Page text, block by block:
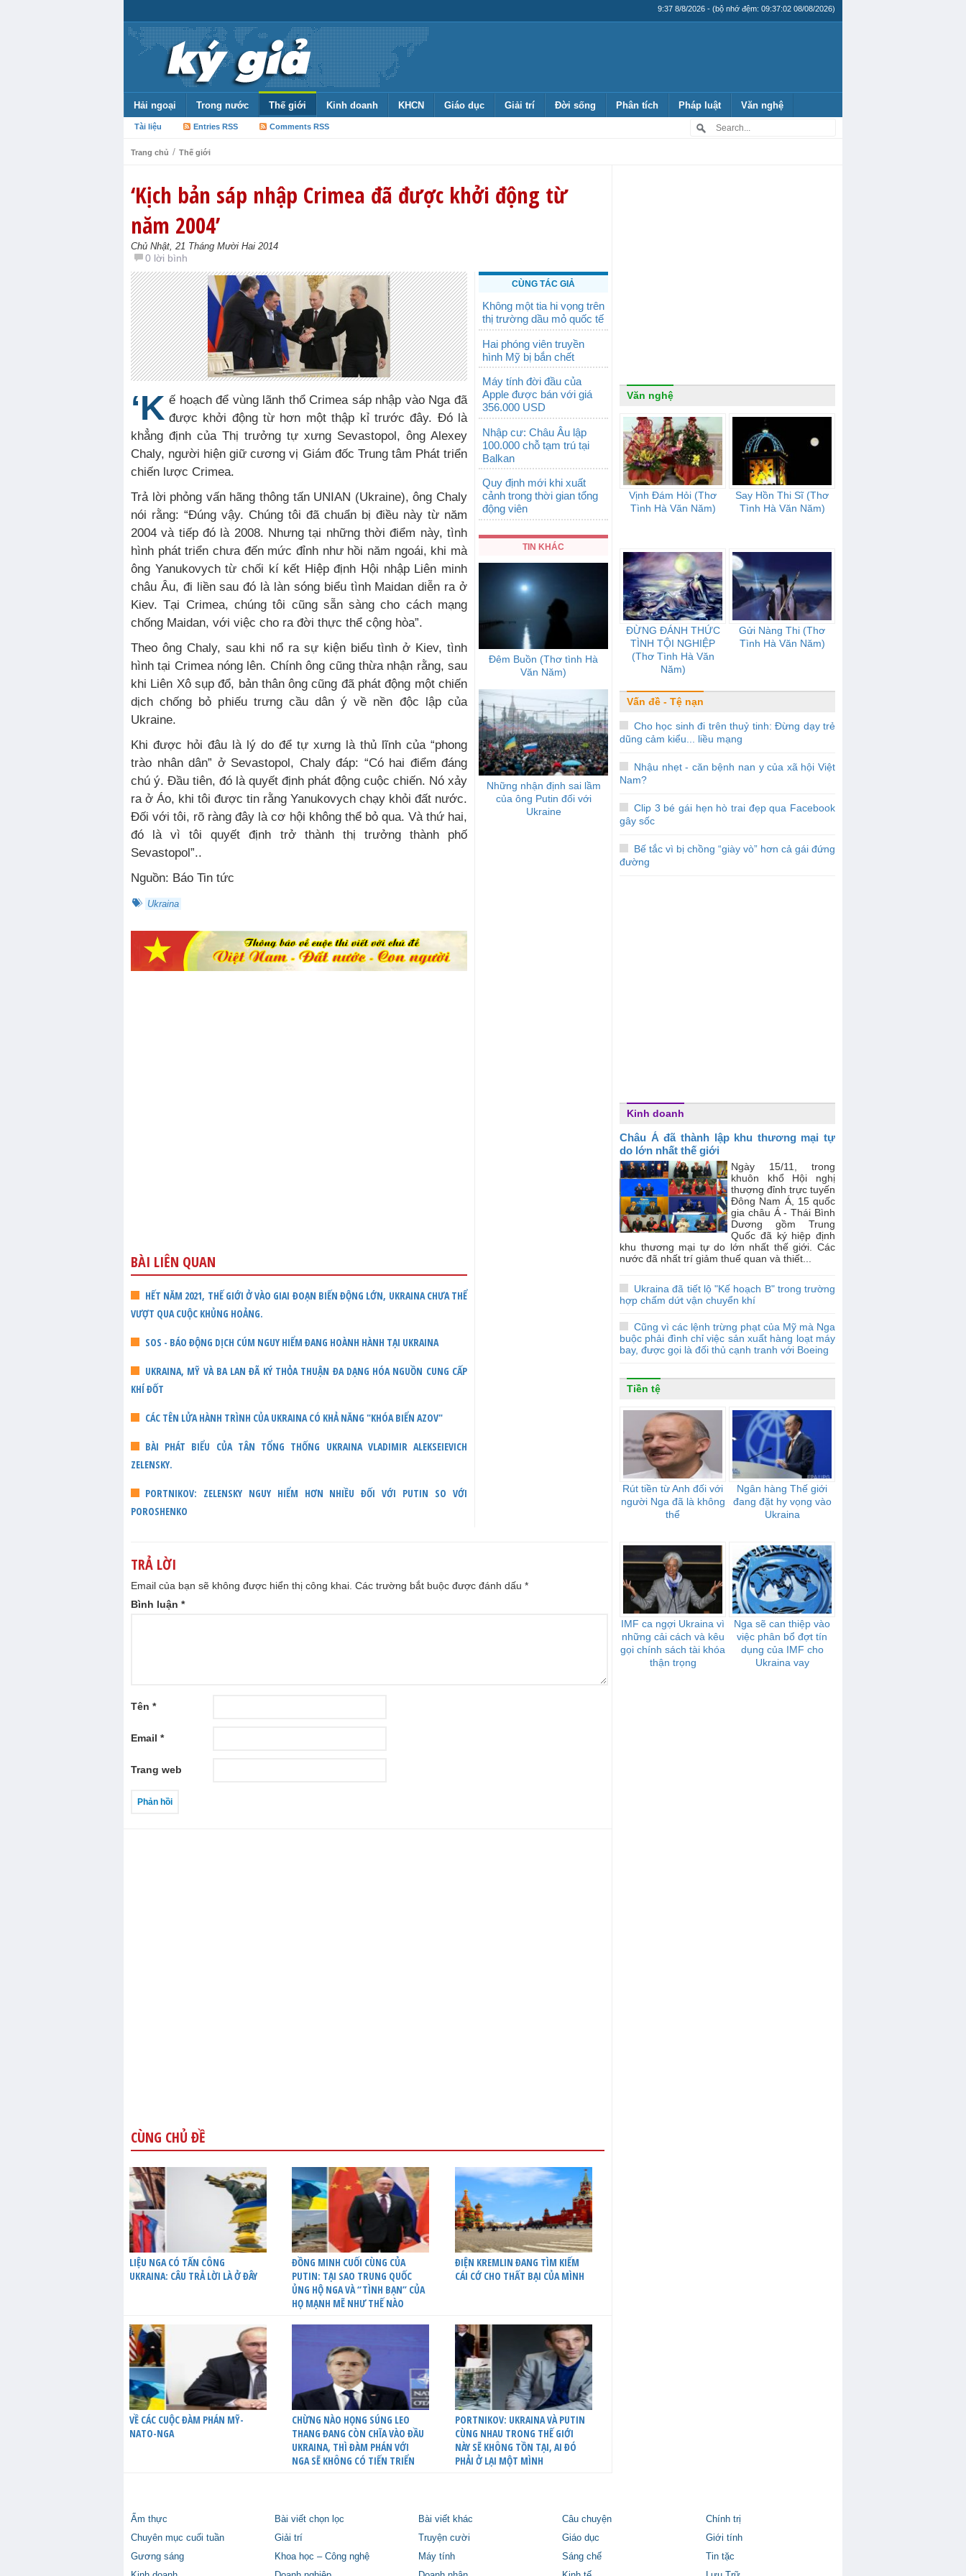
9:37 8/8/2026 - (bộ nhớ đệm: 09:37:02 08/08/2026)
Hải ngoại Trong nước Thế giới Kinh doanh KHCN Giáo dục Giải trí Đời sống Phân tích Pháp luật Văn nghệ
Tài liệu Entries RSS Comments RSS
Trang chủ / Thế giới
‘Kịch bản sáp nhập Crimea đã được khởi động từ
năm 2004’
Chủ Nhật, 21 Tháng Mười Hai 2014
0 lời bình
‘K ế hoạch để vùng lãnh thổ Crimea sáp nhập vào Nga đã
được khởi động từ hơn một thập kỉ trước đây. Đó là
khẳng định của Thị trưởng tự xưng Sevastopol, ông Alexey
Chaly, người hiện giữ cương vị Giám đốc Trung tâm Phát triển
chiến lược Crimea.
Trả lời phỏng vấn hãng thông tấn UNIAN (Ukraine), ông Chaly
nói rằng: “Đúng vậy. Chúng tôi đã chuẩn bị điều này từ năm
2004 và tiếp đó là 2008. Nhưng tại những thời điểm này, tình
hình phát triển chưa đến mức đỉnh như hồi năm ngoái, khi mà
ông Yanukovych từ chối kí kết Hiệp định Hội nhập Liên minh
châu Âu, đi liền sau đó là làn sóng biểu tình Maidan diễn ra ở
Kiev. Tại Crimea, chúng tôi cũng sẵn sàng cho cách mạng
chống Maidan, với việc cho ra đời thực thể cộng hòa”.
Theo ông Chaly, sau khi nổ ra sự kiện biểu tình ở Kiev, tình
hình tại Crimea nóng lên. Chính ông cũng thừa nhận rằng, sau
khi Liên Xô sụp đổ, bản thân ông cũng đã phát động một chiến
dịch chống bỏ phiếu trưng cầu dân ý về nền độc lập của
Ukraine.
Khi được hỏi đâu là lý do để tự xưng là thủ lĩnh của “phong
trào nhân dân” ở Sevastopol, Chaly đáp: “Có hai điểm đáng
chú ý. Đầu tiên, đó là quyết định phát động cuộc chiến. Nó xảy
ra ở Áo, khi tôi được tin rằng Yanukovych chạy khỏi đất nước.
Đối với tôi, rõ ràng đây là cơ hội không thể bỏ qua. Và thứ hai,
đó là vì tôi quyết định trở thành thị trưởng thành phố
Sevastopol”..
Nguồn: Báo Tin tức
Ukraina
BÀI LIÊN QUAN
HẾT NĂM 2021, THẾ GIỚI Ở VÀO GIAI ĐOẠN BIẾN ĐỘNG LỚN, UKRAINA CHƯA THỂ
VƯỢT QUA CUỘC KHỦNG HOẢNG.
SOS - BÁO ĐỘNG DỊCH CÚM NGUY HIỂM ĐANG HOÀNH HÀNH TẠI UKRAINA
UKRAINA, MỸ VÀ BA LAN ĐÃ KÝ THỎA THUẬN ĐA DẠNG HÓA NGUỒN CUNG CẤP
KHÍ ĐỐT
CÁC TÊN LỬA HÀNH TRÌNH CỦA UKRAINA CÓ KHẢ NĂNG "KHÓA BIỂN AZOV"
BÀI PHÁT BIỂU CỦA TÂN TỔNG THỐNG UKRAINA VLADIMIR ALEKSEIEVICH
ZELENSKY.
PORTNIKOV: ZELENSKY NGUY HIỂM HƠN NHIỀU ĐỐI VỚI PUTIN SO VỚI
POROSHENKO
CÙNG TÁC GIẢ
Không một tia hi vọng trên
thị trường dầu mỏ quốc tế
Hai phóng viên truyền
hình Mỹ bị bắn chết
Máy tính đời đầu của
Apple được bán với giá
356.000 USD
Nhập cư: Châu Âu lập
100.000 chỗ tạm trú tại
Balkan
Quy định mới khi xuất
cảnh trong thời gian tổng
động viên
TIN KHÁC
Đêm Buồn (Thơ tình Hà
Văn Năm)
Những nhận định sai lầm
của ông Putin đối với
Ukraine
TRẢ LỜI
Email của bạn sẽ không được hiển thị công khai. Các trường bắt buộc được đánh dấu *
Bình luận *
Tên *
Email *
Trang web
CÙNG CHỦ ĐỀ
LIỆU NGA CÓ TẤN CÔNG
UKRAINA: CÂU TRẢ LỜI LÀ Ở ĐÂY
ĐỒNG MINH CUỐI CÙNG CỦA
PUTIN: TẠI SAO TRUNG QUỐC
ỦNG HỘ NGA VÀ “TÌNH BẠN” CỦA
HỌ MẠNH MẼ NHƯ THẾ NÀO
ĐIỆN KREMLIN ĐANG TÌM KIẾM
CÁI CỚ CHO THẤT BẠI CỦA MÌNH
VỀ CÁC CUỘC ĐÀM PHÁN MỸ-
NATO-NGA
CHỪNG NÀO HỌNG SÚNG LEO
THANG ĐANG CÒN CHĨA VÀO ĐẦU
UKRAINA, THÌ ĐÀM PHÁN VỚI
NGA SẼ KHÔNG CÓ TIẾN TRIỂN
PORTNIKOV: UKRAINA VÀ PUTIN
CÙNG NHAU TRONG THẾ GIỚI
NÀY SẼ KHÔNG TỒN TẠI, AI ĐÓ
PHẢI Ở LẠI MỘT MÌNH
Văn nghệ
Vịnh Đám Hỏi (Thơ
Tình Hà Văn Năm)
Say Hồn Thi Sĩ (Thơ
Tình Hà Văn Năm)
ĐỪNG ĐÁNH THỨC
TÌNH TỘI NGHIỆP
(Thơ Tình Hà Văn
Năm)
Gửi Nàng Thi (Thơ
Tình Hà Văn Năm)
Vấn đề - Tệ nạn
Cho học sinh đi trên thuỷ tinh: Đừng dạy trẻ
dũng cảm kiểu... liều mạng
Nhậu nhẹt - căn bệnh nan y của xã hội Việt
Nam?
Clip 3 bé gái hẹn hò trai đẹp qua Facebook
gây sốc
Bế tắc vì bị chồng “giày vò” hơn cả gái đứng
đường
Kinh doanh
Châu Á đã thành lập khu thương mại tự
do lớn nhất thế giới
Ngày 15/11, trong
khuôn khổ Hội nghị
thượng đỉnh trực tuyến
Đông Nam Á, 15 quốc
gia châu Á - Thái Bình
Dương gồm Trung
Quốc đã ký hiệp định
khu thương mại tự do lớn nhất thế giới. Các
nước đã nhất trí giảm thuế quan và thiết...
Ukraina đã tiết lộ "Kế hoạch B" trong trường
hợp chấm dứt vận chuyển khí
Cũng vì các lệnh trừng phạt của Mỹ mà Nga
buộc phải đình chỉ việc sản xuất hàng loạt máy
bay, được gọi là đối thủ cạnh tranh với Boeing
Tiền tệ
Rút tiền từ Anh đối với
người Nga đã là không
thể
Ngân hàng Thế giới
đang đặt hy vọng vào
Ukraina
IMF ca ngợi Ukraina vì
những cải cách và kêu
gọi chính sách tài khóa
thận trọng
Nga sẽ can thiệp vào
việc phân bổ đợt tín
dụng của IMF cho
Ukraina vay
Ẩm thực Bài viết chọn lọc Bài viết khác Câu chuyện
Chính trị
Chuyên mục cuối tuần
Giải trí Truyện cười Giáo dục
Giới tính
Gương sáng
Khoa học – Công nghệ Máy tính Sáng chế
Tin tặc